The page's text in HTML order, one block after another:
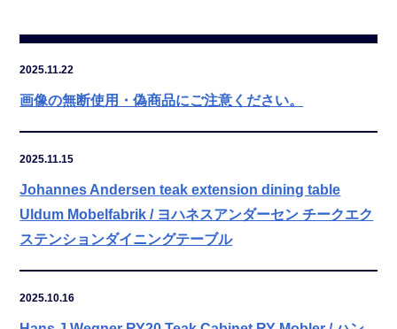
2025.11.22
画像の無断使用・偽商品にご注意ください。
2025.11.15
Johannes Andersen teak extension dining table
Uldum Mobelfabrik / ヨハネスアンダーセン チークエク
ステンションダイニングテーブル
2025.10.16